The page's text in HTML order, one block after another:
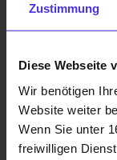
Zustimmung
Diese Webseite
Wir benötigen
Website weiter
Wenn Sie unter
freiwilligen
Du hast